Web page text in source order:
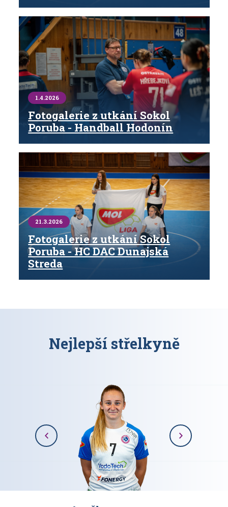
1.4.2026
Fotogalerie z utkání Sokol
Poruba - Handball Hodonín
21.3.2026
Fotogalerie z utkání Sokol
Poruba - HC DAC Dunajská
Streda
Nejlepší střelkyně